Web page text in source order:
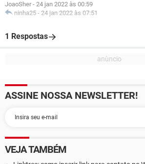
JoaoSher - 24 jan 2022 às 00:59
ninha25 - 24 jan 2022 às 07:51
1 Respostas
ASSINE NOSSA NEWSLETTER!
VEJA TAMBÉM